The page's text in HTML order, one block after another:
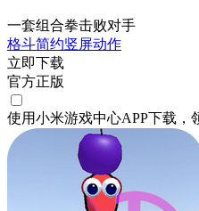
一套组合拳击败对手
格斗简约竖屏动作
立即下载
官方正版
使用小米游戏中心APP下载 ，